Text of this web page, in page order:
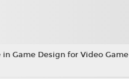
in Game Design for Video Game